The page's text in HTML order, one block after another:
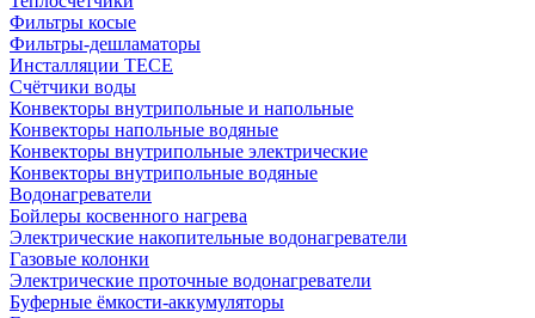
Фильтры косые
Фильтры-дешламаторы
Инсталляции TECE
Счётчики воды
Конвекторы внутрипольные и напольные
Конвекторы напольные водяные
Конвекторы внутрипольные электрические
Конвекторы внутрипольные водяные
Водонагреватели
Бойлеры косвенного нагрева
Электрические накопительные водонагреватели
Газовые колонки
Электрические проточные водонагреватели
Буферные ёмкости-аккумуляторы